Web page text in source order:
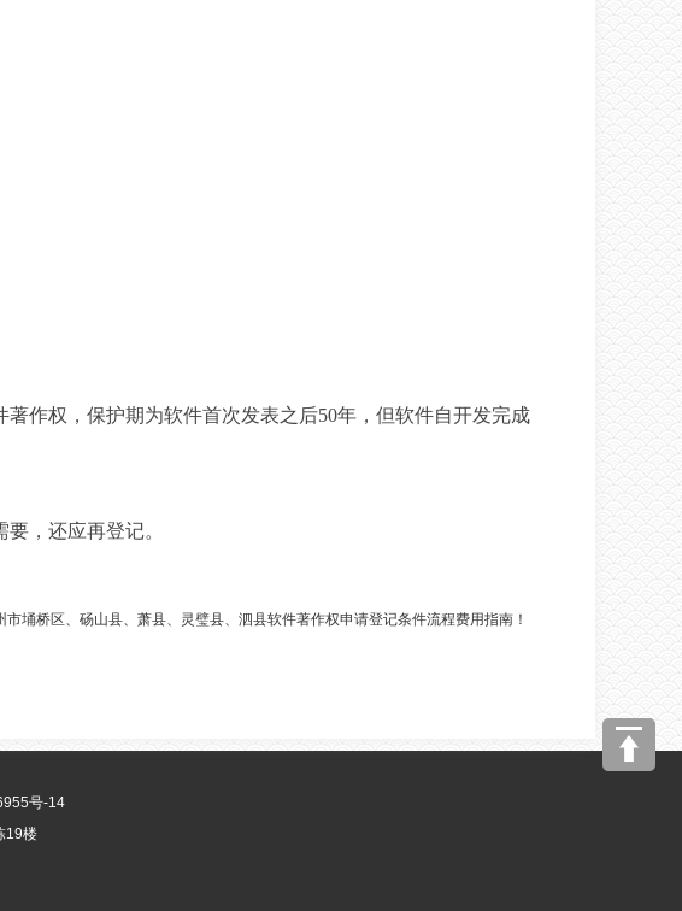
作权，保护期为软件首次发表之后50年，但软件自开发完成
，还应再登记。
市埇桥区、砀山县、萧县、灵璧县、泗县软件著作权申请登记条件流程费用指南！
号-14
19楼